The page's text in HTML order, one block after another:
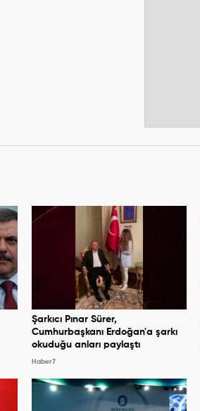
Şarkıcı Pınar Sürer,
Cumhurbaşkanı Erdoğan'a şarkı
okuduğu anları paylaştı
Haber7